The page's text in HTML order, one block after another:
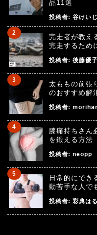
品11選
投稿者: 谷けいじ
完走者が教え
完走するため
投稿者: 後藤優子
太ももの前張
のおすすめ解
投稿者:
膝痛持ちさん
を鍛える方法
投稿者: neopp
日常的にでき
動苦手な人で
投稿者: 彩典は